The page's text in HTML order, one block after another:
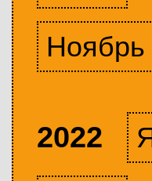
Ноябрь
2022